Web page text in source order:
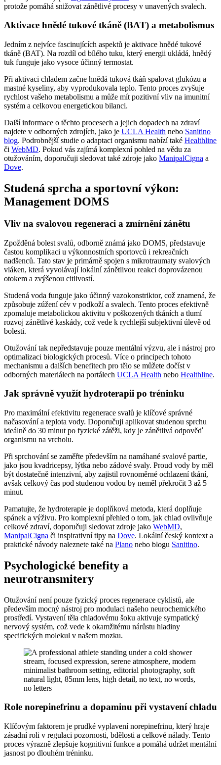
protože pomáhá snižovat zánětlivé procesy v unavených svalech.
Aktivace hnědé tukové tkáně (BAT) a metabolismus
Jedním z nejvíce fascinujících aspektů je aktivace hnědé tukové
tkáně (BAT). Na rozdíl od bílého tuku, který energii ukládá, hnědý
tuk funguje jako vysoce účinný termostat.
Při aktivaci chladem začne hnědá tuková tkáň spalovat glukózu a
mastné kyseliny, aby vyprodukovala teplo. Tento proces zvyšuje
rychlost vašeho metabolismu a může mít pozitivní vliv na imunitní
systém a celkovou energetickou bilanci.
Další informace o těchto procesech a jejich dopadech na zdraví
najdete v odborných zdrojích, jako je UCLA Health nebo Sanitino
blog. Podrobnější studie o adaptaci organismu nabízí také Healthline
či WebMD. Pokud vás zajímá komplexní pohled na vědu za
otužováním, doporučuji sledovat také zdroje jako ManipalCigna a
Dove.
Studená sprcha a sportovní výkon:
Management DOMS
Vliv na svalovou regeneraci a zmírnění zánětu
Zpožděná bolest svalů, odborně známá jako DOMS, představuje
častou komplikaci u výkonnostních sportovců i rekreačních
nadšenců. Tato stav je primárně spojen s mikrotraumaty svalových
vláken, která vyvolávají lokální zánětlivou reakci doprovázenou
otokem a zvýšenou citlivostí.
Studená voda funguje jako účinný vazokonstriktor, což znamená, že
způsobuje zúžení cév v podkoží a svalech. Tento proces efektivně
zpomaluje metabolickou aktivitu v poškozených tkáních a tlumí
rozvoj zánětlivé kaskády, což vede k rychlejší subjektivní úlevě od
bolesti.
Otužování tak nepředstavuje pouze mentální výzvu, ale i nástroj pro
optimalizaci biologických procesů. Více o principech tohoto
mechanismu a dalších benefitech pro tělo se můžete dočíst v
odborných materiálech na portálech UCLA Health nebo Healthline.
Jak správně využít hydroterapii po tréninku
Pro maximální efektivitu regenerace svalů je klíčové správné
načasování a teplota vody. Doporučuji aplikovat studenou sprchu
ideálně do 30 minut po fyzické zátěži, kdy je zánětlivá odpověď
organismu na vrcholu.
Při sprchování se zaměřte především na namáhané svalové partie,
jako jsou kvadricepsy, lýtka nebo zádové svaly. Proud vody by měl
být dostatečně intenzivní, aby zajistil rovnoměrné ochlazení tkání,
avšak celkový čas pod studenou vodou by neměl překročit 3 až 5
minut.
Pamatujte, že hydroterapie je doplňková metoda, která doplňuje
spánek a výživu. Pro komplexní přehled o tom, jak chlad ovlivňuje
celkové zdraví, doporučuji sledovat zdroje jako WebMD,
ManipalCigna či inspirativní tipy na Dove. Lokální český kontext a
praktické návody naleznete také na Plano nebo blogu Sanitino.
Psychologické benefity a
neurotransmitery
Otužování není pouze fyzický proces regenerace cyklistů, ale
především mocný nástroj pro modulaci našeho neurochemického
prostředí. Vystavení těla chladovému šoku aktivuje sympatický
nervový systém, což vede k okamžitému nárůstu hladiny
specifických molekul v našem mozku.
Role norepinefrinu a dopaminu při vystavení chladu
Klíčovým faktorem je prudké vyplavení norepinefrinu, který hraje
zásadní roli v regulaci pozornosti, bdělosti a celkové nálady. Tento
proces výrazně zlepšuje kognitivní funkce a pomáhá udržet mentální
jasnost po dlouhém tréninku.